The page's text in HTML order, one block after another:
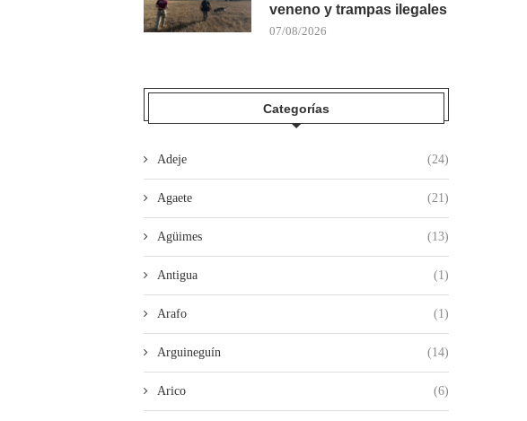
veneno y trampas ilegales
07/08/2026
Categorías
Adeje (24)
Agaete (21)
Agüimes (13)
Antigua (1)
Arafo (1)
Arguineguín (14)
Arico (6)